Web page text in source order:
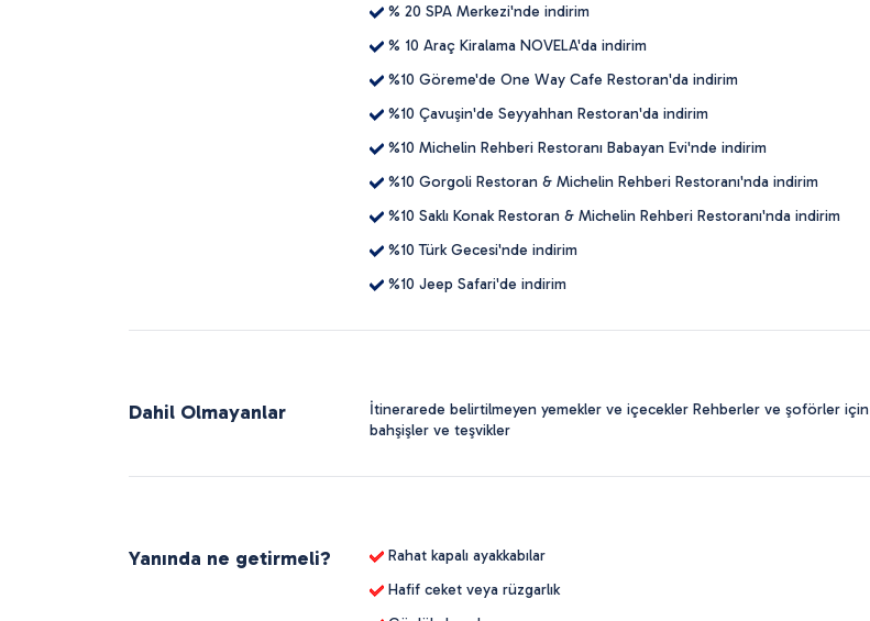
% 20 SPA Merkezi'nde indirim
% 10 Araç Kiralama NOVELA'da indirim
%10 Göreme'de One Way Cafe Restoran'da indirim
%10 Çavuşin'de Seyyahhan Restoran'da indirim
%10 Michelin Rehberi Restoranı Babayan Evi'nde indirim
%10 Gorgoli Restoran & Michelin Rehberi Restoranı'nda indirim
%10 Saklı Konak Restoran & Michelin Rehberi Restoranı'nda indirim
%10 Türk Gecesi'nde indirim
%10 Jeep Safari'de indirim
Dahil Olmayanlar
İtinerarede belirtilmeyen yemekler ve içecekler Rehberler ve şoförler için
bahşişler ve teşvikler
Yanında ne getirmeli?
Rahat kapalı ayakkabılar
Hafif ceket veya rüzgarlık